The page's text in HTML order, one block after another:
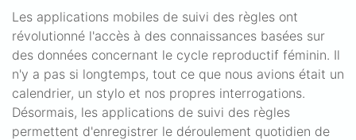
Les applications mobiles de suivi des règles ont
révolutionné l'accès à des connaissances basées sur
des données concernant le cycle reproductif féminin. Il
n'y a pas si longtemps, tout ce que nous avions était un
calendrier, un stylo et nos propres interrogations.
Désormais, les applications de suivi des règles
permettent d'enregistrer le déroulement quotidien de